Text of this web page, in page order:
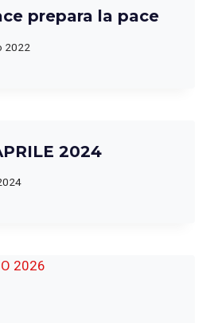
prepara la pace
2022
2024